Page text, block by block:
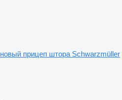
новый прицеп штора Schwarzmüller